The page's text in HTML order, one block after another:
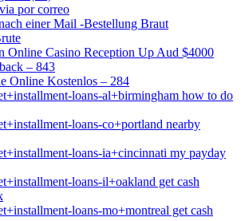
por correo
einer Mail -Bestellung Braut
Online Casino Reception Up Aud $4000
– 843
Online Kostenlos – 284
loans-al+birmingham how to do
loans-co+portland nearby
loans-ia+cincinnati my payday
loans-il+oakland get cash
loans-mo+montreal get cash